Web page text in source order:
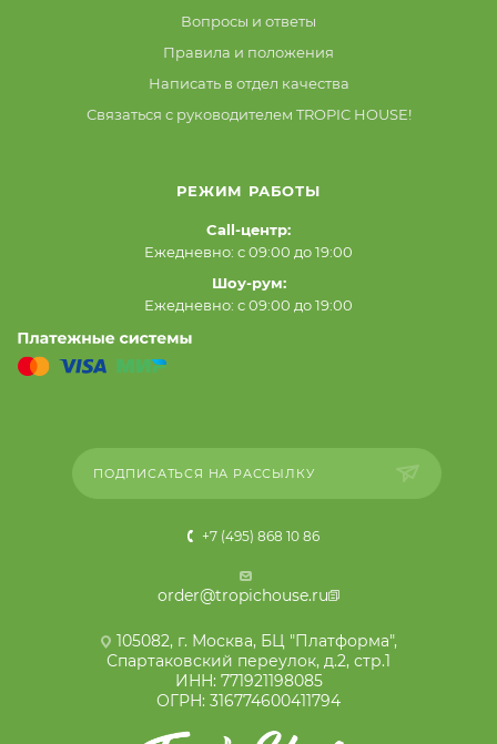
Вопросы и ответы
Правила и положения
Написать в отдел качества
Связаться с руководителем TROPIC HOUSE!
РЕЖИМ РАБОТЫ
Call-центр:
Ежедневно: с 09:00 до 19:00
Шоу-рум:
Ежедневно: с 09:00 до 19:00
ПОДПИСАТЬСЯ НА РАССЫЛКУ
+7 (495) 868 10 86
order@tropichouse.ru
105082, г. Москва, БЦ "Платформа",
Спартаковский переулок, д.2, стр.1
ИНН: 771921198085
ОГРН: 316774600411794